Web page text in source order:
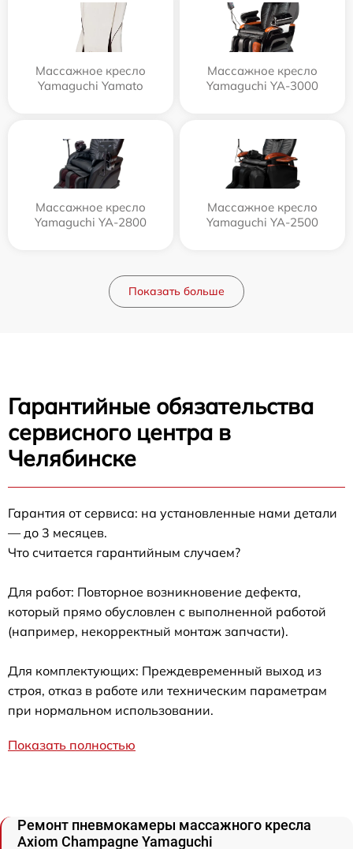
Массажное кресло
Yamaguchi Yamato
Массажное кресло
Yamaguchi YA-3000
Массажное кресло
Yamaguchi YA-2800
Массажное кресло
Yamaguchi YA-2500
Показать больше
Гарантийные обязательства
сервисного центра в
Челябинске
Гарантия от сервиса: на установленные нами детали
— до 3 месяцев.
Что считается гарантийным случаем?
Для работ: Повторное возникновение дефекта,
который прямо обусловлен с выполненной работой
(например, некорректный монтаж запчасти).
Для комплектующих: Преждевременный выход из
строя, отказ в работе или техническим параметрам
при нормальном использовании.
Показать полностью
Ремонт пневмокамеры массажного кресла
Axiom Champagne Yamaguchi